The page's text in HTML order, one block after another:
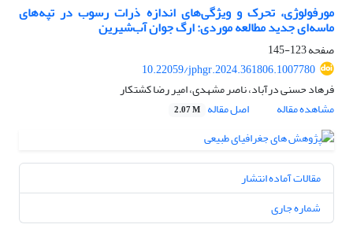
مورفولوژی، تحرک و ویژگی‌های اندازه ذرات رسوب در تپه‌های
ماسه‌ای جدید مطالعه موردی: ارگ جوان آب‌شیرین
صفحه123-145
10.22059/jphgr.2024.361806.1007780
فرهاد حسنی درآباد، ناصر مشهدی، امیر رضا کشتکار
مشاهده مقاله
اصل مقاله 2.07 M
مقالات آماده انتشار
شماره جاری